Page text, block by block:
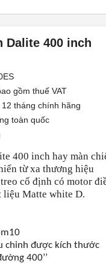
Dalite 400 inch
gồm thuế VAT
tháng chính hãng
toàn quốc
400 inch hay màn
từ xa thương hiệu
cố định có motor
liệu Matte white D.
chỉnh được kích thước
400’’